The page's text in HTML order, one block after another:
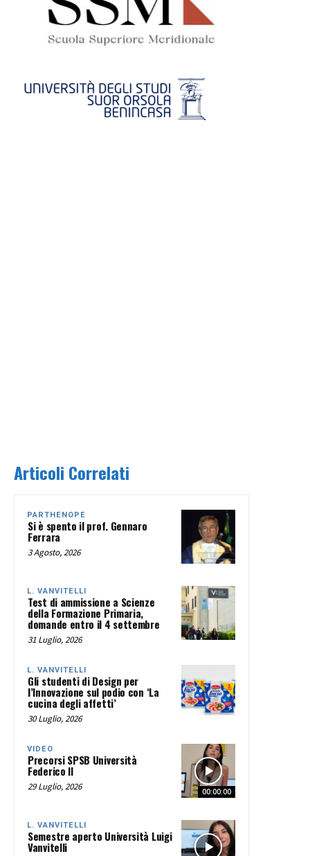
Articoli Correlati
PARTHENOPE
Si è spento il prof. Gennaro
Ferrara
3 Agosto, 2026
L. VANVITELLI
Test di ammissione a Scienze
della Formazione Primaria,
domande entro il 4 settembre
31 Luglio, 2026
L. VANVITELLI
Gli studenti di Design per
l’Innovazione sul podio con ‘La
cucina degli affetti’
30 Luglio, 2026
00:00:00
VIDEO
Precorsi SPSB Università
Federico II
29 Luglio, 2026
L. VANVITELLI
Semestre aperto Università Luigi
Vanvitelli